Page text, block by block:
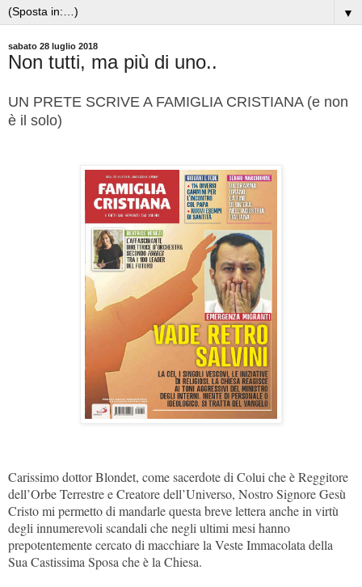
▼
sabato 28 luglio 2018
Non tutti, ma più di uno..
UN PRETE SCRIVE A FAMIGLIA CRISTIANA (e non
è il solo)
Carissimo dottor Blondet, come sacerdote di Colui che è Reggitore
dell’Orbe Terrestre e Creatore dell’Universo, Nostro Signore Gesù
Cristo mi permetto di mandarle questa breve lettera anche in virtù
degli innumerevoli scandali che negli ultimi mesi hanno
prepotentemente cercato di macchiare la Veste Immacolata della
Sua Castissima Sposa che è la Chiesa.